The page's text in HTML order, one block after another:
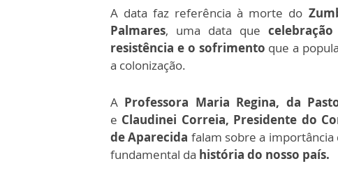
A data faz referência à morte do
Palmares, uma data quecelebração
resistência e o sofrimento que a
a colonização.
A Professora Maria Regina, da
e Claudinei Correia, Presidente do
de Aparecida falam sobre a
fundamental da história do nosso país.